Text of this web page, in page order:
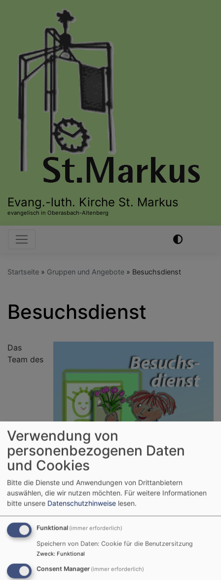
Evang.-luth. Kirche St. Markus
evangelisch in Oberasbach-Altenberg
Hauptnavigation
Startseite Gruppen und Angebote Besuchsdienst
Besuchsdienst
Das
Team des
Besuchsdiensts besucht unsere älteren
schauen wir zum 70. und zum 75. Geburtstag mit
einer Karte und einem kleinen Geschenk vorbei. Ab
dem 80. Geburtstag kommen wir jedes Jahr. Wir
besuchen Sie gerne und freuen uns, wenn wir
willkommen sind.
Verwendung von
personenbezogenen Daten
und Cookies
Bitte die Dienste und Anwendungen von Drittanbietern
auswählen, die wir nutzen möchten. Für weitere Informationen
bitte unsere Datenschutzhinweise lesen.
Funktional (immer erforderlich)
Speichern von Daten: Cookie für die Benutzersitzung
Zweck: Funktional
Consent Manager (immer erforderlich)